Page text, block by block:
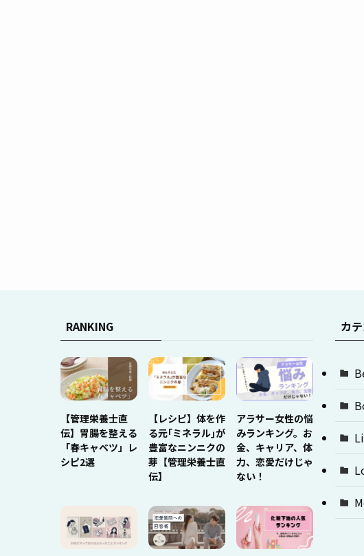
RANKING
【管理栄養士直
伝】胃腸を整える
「春キャベツ」レ
シピ2選
【レシピ】体を作
る元｢ミネラル｣が
豊富なニンニクの
芽【管理栄養士直
伝】
アラサー女性の悩
みランキング。お
金、キャリア、体
力、恋愛だけじゃ
ない！
カ